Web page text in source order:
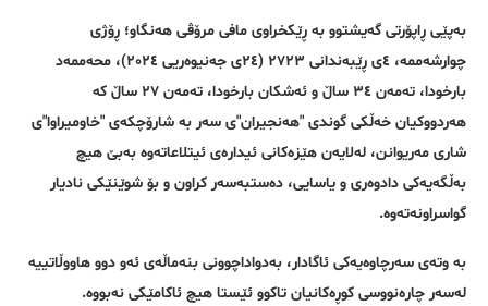
بەپێی ڕاپۆرتی گەیشتوو بە ڕێکخراوی مافی مرۆڤی هەنگاو؛ ڕۆژی
چوارشەممە، ٤ی ڕێبەندانی ٢٧٢٣ (٢٤ی جەنیوەریی ٢٠٢٤)، محەممەد
بارخودا، تەمەن ٣٤ ساڵ و ئەشکان بارخودا، تەمەن ٢٧ ساڵ کە
هەردووکیان خەڵکی گوندی "هەنجیران"ی سەر بە شارۆچکەی "خاومیراوا"ی
شاری مەریوانن، لەلایەن هێزەکانی ئیدارەی ئیتلاعاتەوە بەبێ هیچ
بەڵگەیەکی دادوەری و یاسایی، دەستبەسەر کراون و بۆ شوێنێکی نادیار
گواسراونەتەوە.
بە وتەی سەرچاوەیەکی ئاگادار، بەدواداچوونی بنەماڵەی ئەو دوو هاووڵاتییە
لەسەر چارەنووسی کوڕەکانیان تاکوو ئێستا هیچ ئاکامێکی نەبووە.